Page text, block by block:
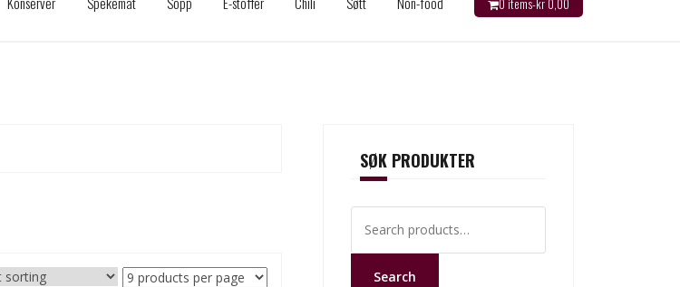
0 items-kr0,00
SØK PRODUKTER
for:
Search